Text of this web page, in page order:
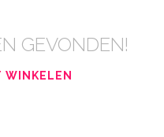
GEVONDEN!
WINKELEN